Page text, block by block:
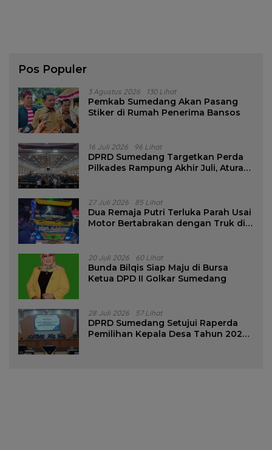
Pos Populer
3 Agustus 2026 130 Lihat
Pemkab Sumedang Akan Pasang
Stiker di Rumah Penerima Bansos
16 Juli 2026 96 Lihat
DPRD Sumedang Targetkan Perda
Pilkades Rampung Akhir Juli, Aturan
27 Juli 2026 85 Lihat
Dua Remaja Putri Terluka Parah Usai
Motor Bertabrakan dengan Truk di
20 Juli 2026 60 Lihat
Bunda Bilqis Siap Maju di Bursa
Ketua DPD II Golkar Sumedang
28 Juli 2026 57 Lihat
DPRD Sumedang Setujui Raperda
Pemilihan Kepala Desa Tahun 2026